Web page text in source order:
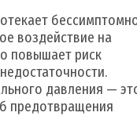
воздействие на
повышает риск
давления —
предотвращения